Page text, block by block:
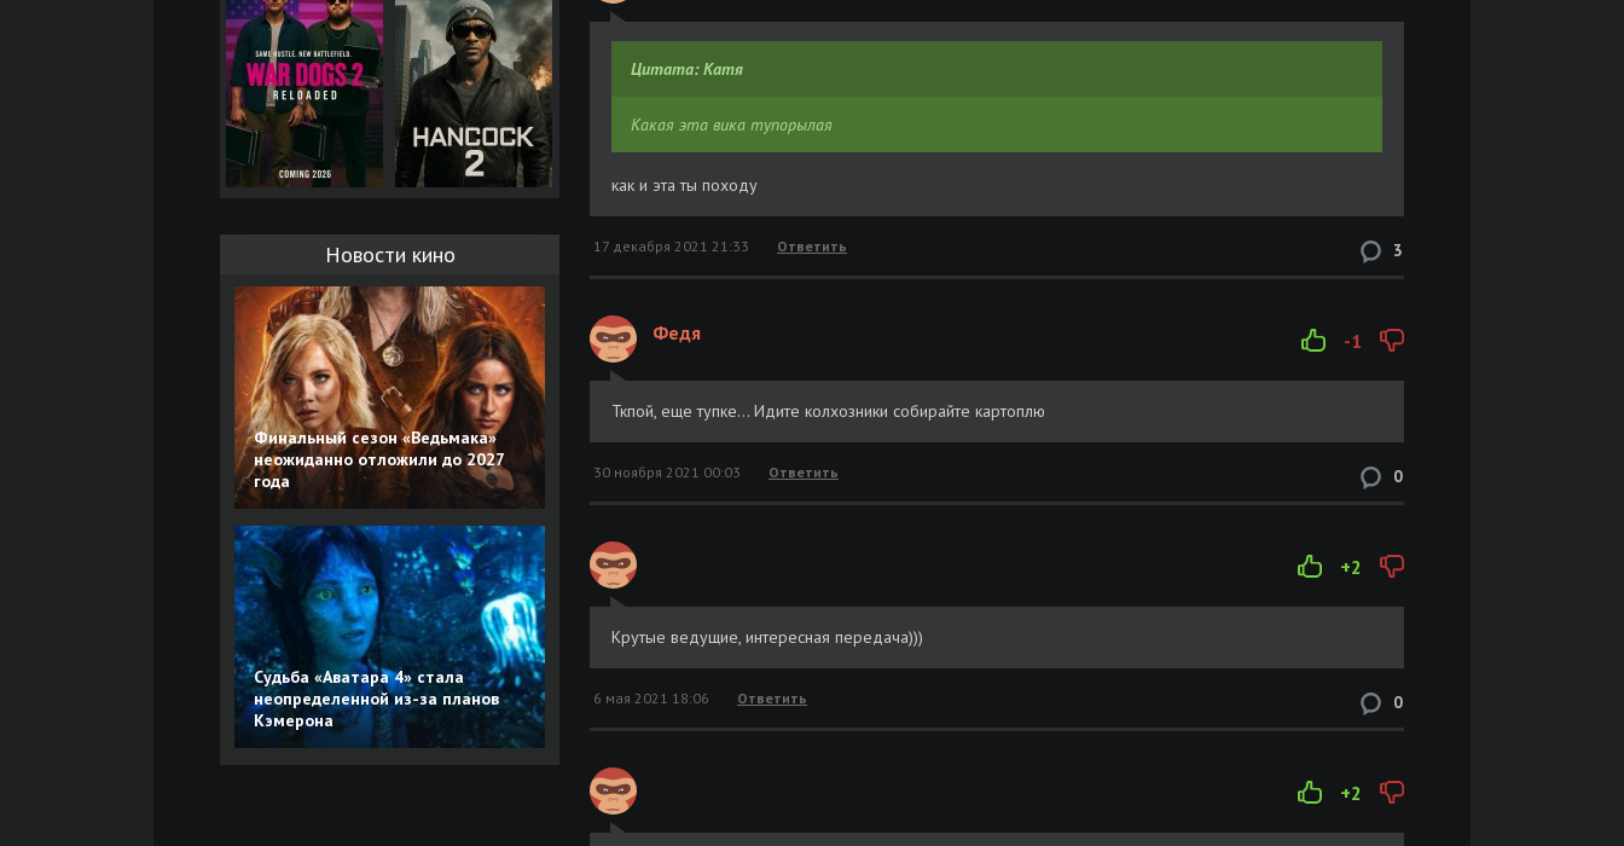
Новости кино
Финальный сезон «Ведьмака»
неожиданно отложили до 2027
года
Судьба «Аватара 4» стала
неопределенной из-за планов
Кэмерона
Цитата: Катя
Какая эта вика тупорылая
как и эта ты походу
3
17 декабря 2021 21:33 Ответить
-1
Федя
Ткпой, еще тупке... Идите колхозники собирайте картоплю
0
30 ноября 2021 00:03 Ответить
+2
Крутые ведущие, интересная передача)))
0
6 мая 2021 18:06 Ответить
+2